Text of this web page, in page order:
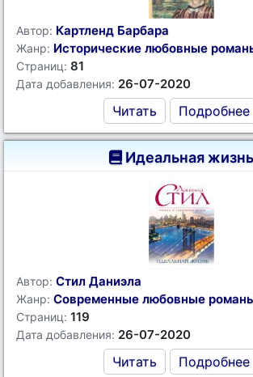
Автор: Картленд Барбара
Жанр: Исторические любовные
Страниц: 81
Дата добавления: 26-07-2020
Читать Подробнее
Идеальная жизнь
Автор: Стил Даниэла
Жанр: Современные любовные
Страниц: 119
Дата добавления: 26-07-2020
Читать Подробнее